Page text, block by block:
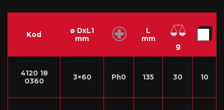
Kod
ø DxL1
mm
L
mm
g
4120 18
0360
3×60 Ph0 135 30 10